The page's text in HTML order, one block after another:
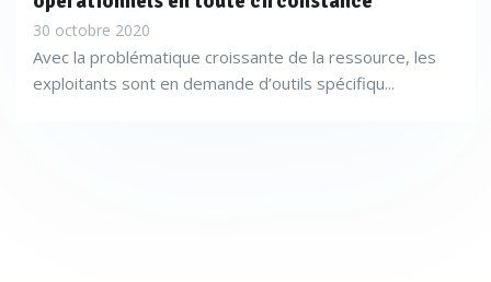
30 octobre 2020
Avec la problématique croissante de la ressource, les
exploitants sont en demande d’outils spécifiqu...